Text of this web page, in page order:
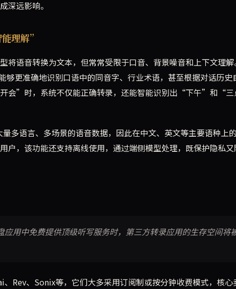
深远影响。
理解”
将语音转换为文本，但常常受限于口音、背景噪音和上下文理
更准确地识别口语中的同音字、行业术语，甚至根据对话历史
会”时，系统不仅能正确转录，还能智能识别出“下午”和“
多语言、多场景的语音数据，因此在中文、英文等主要语种上
户，该功能还支持离线使用，通过端侧模型处理，既保护隐私
应用中免费提供顶级听写服务时，第三方转录应用的生存空间将
Rev、Sonix等，它们大多采用订阅制或按分钟收费模式，核心